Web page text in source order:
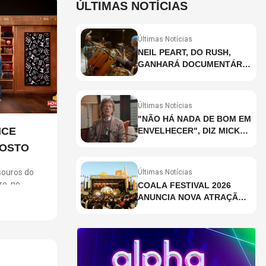
do
no
ingressos
clientes
ÚLTIMAS NOTÍCIAS
Últimas Notícias
NEIL PEART, DO RUSH,
GANHARÁ DOCUMENTÁRIO
SMITH, STEWART
CAREY
Últimas Notícias
"NÃO HÁ NADA DE BOM EM
ENVELHECER", DIZ MICK
Últimas Notícias
COALA FESTIVAL 2026
ANUNCIA NOVA ATRAÇÃO;